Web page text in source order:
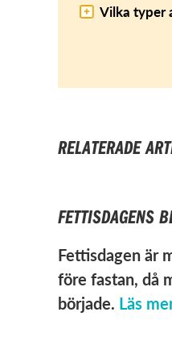
Vilka typer
RELATERADE
FETTISDAGENS
Fettisdagen är
före fastan, då
började. Läs